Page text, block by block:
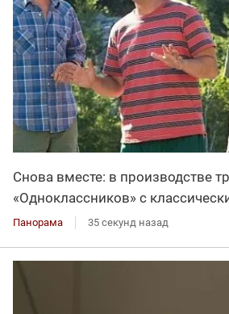
Снова вместе: в производстве
«Одноклассников» с
Панорама 35 секунд назад